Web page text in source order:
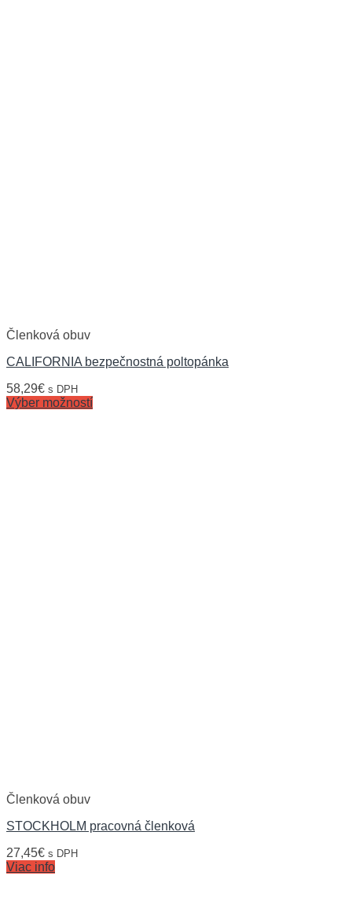
Členková obuv
CALIFORNIA bezpečnostná poltopánka
58,29€ s DPH
Výber možností
Členková obuv
STOCKHOLM pracovná členková
27,45€ s DPH
Viac info